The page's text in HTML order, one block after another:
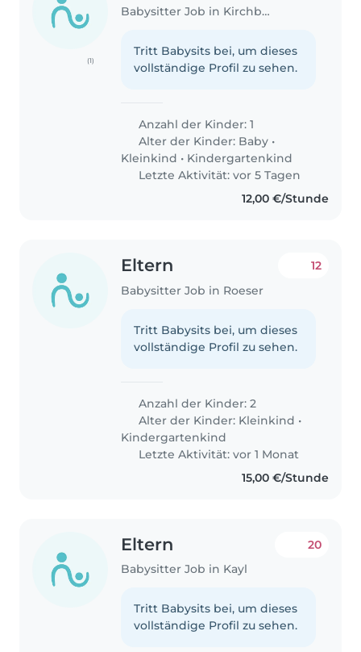
(1)
Babysitter Job in Kirchberg-Plateau
Tritt Babysits bei, um dieses
vollständige Profil zu sehen.
Anzahl der Kinder: 1
Alter der Kinder: Baby •
Kleinkind • Kindergartenkind
Letzte Aktivität: vor 5 Tagen
12,00 €/Stunde
Eltern
Babysitter Job in Roeser
12
Tritt Babysits bei, um dieses
vollständige Profil zu sehen.
Anzahl der Kinder: 2
Alter der Kinder: Kleinkind •
Kindergartenkind
Letzte Aktivität: vor 1 Monat
15,00 €/Stunde
Eltern
Babysitter Job in Kayl
20
Tritt Babysits bei, um dieses
vollständige Profil zu sehen.